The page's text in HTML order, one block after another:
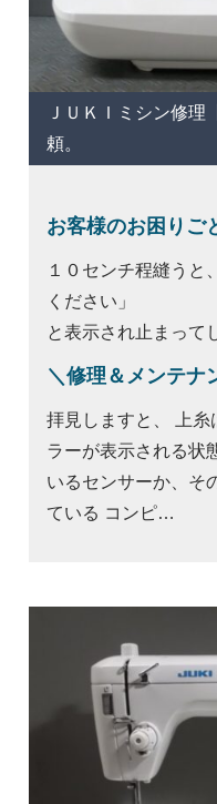
ＪＵＫＩミシン修
頼。
お客様のお困りご
１０センチ程縫うと
ください」
と表示され止まって
＼修理＆メンテナ
拝見しますと、 上糸
ラーが表示される状
いるセンサーか、そ
ている コンピ…